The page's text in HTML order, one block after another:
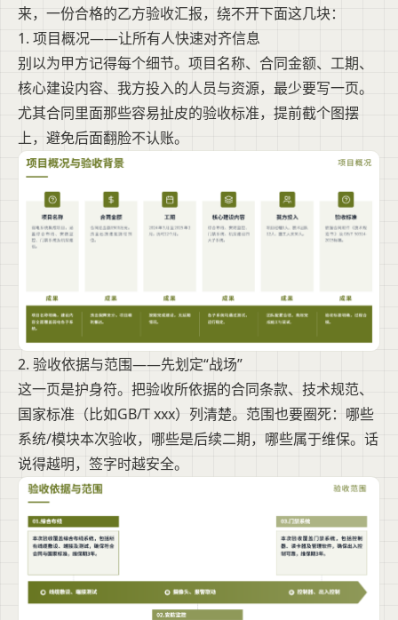
来，一份合格的乙方验收汇报，绕不开下面这几块：
1. 项目概况——让所有人快速对齐信息
别以为甲方记得每个细节。项目名称、合同金额、工期、
核心建设内容、我方投入的人员与资源，最少要写一页。
尤其合同里面那些容易扯皮的验收标准，提前截个图摆
上，避免后面翻脸不认账。
2. 验收依据与范围——先划定“战场”
这一页是护身符。把验收所依据的合同条款、技术规范、
国家标准（比如GB/T xxx）列清楚。范围也要圈死：哪些
系统/模块本次验收，哪些是后续二期，哪些属于维保。话
说得越明，签字时越安全。